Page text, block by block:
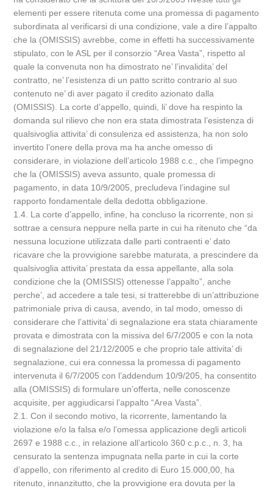
elementi per essere ritenuta come una promessa di pagamento
subordinata al verificarsi di una condizione, vale a dire l’appalto
che la (OMISSIS) avrebbe, come in effetti ha successivamente
stipulato, con le ASL per il consorzio “Area Vasta”, rispetto al
quale la convenuta non ha dimostrato ne’ l’invalidita’ del
contratto, ne’ l’esistenza di un patto scritto contrario al suo
contenuto ne’ di aver pagato il credito azionato dalla
(OMISSIS). La corte d’appello, quindi, li’ dove ha respinto la
domanda sul rilievo che non era stata dimostrata l’esistenza di
qualsivoglia attivita’ di consulenza ed assistenza, ha non solo
invertito l’onere della prova ma ha anche omesso di
considerare, in violazione dell’articolo 1988 c.c., che l’impegno
che la (OMISSIS) aveva assunto, quale promessa di
pagamento, in data 10/9/2005, precludeva l’indagine sul
rapporto fondamentale della dedotta obbligazione.
1.4. La corte d’appello, infine, ha concluso la ricorrente, non si
sottrae a censura neppure nella parte in cui ha ritenuto che “da
nessuna locuzione utilizzata dalle parti contraenti e’ dato
ricavare che la provvigione sarebbe maturata, a prescindere da
qualsivoglia attivita’ prestata da essa appellante, alla sola
condizione che la (OMISSIS) ottenesse l’appalto”, anche
perche’, ad accedere a tale tesi, si tratterebbe di un’attribuzione
patrimoniale priva di causa, avendo, in tal modo, omesso di
considerare che l’attivita’ di segnalazione era stata chiaramente
provata e dimostrata con la missiva del 6/7/2005 e con la nota
di segnalazione del 21/12/2005 e che proprio tale attivita’ di
segnalazione, cui era connessa la promessa di pagamento
intervenuta il 6/7/2005 con l’addendum 10/9/205, ha consentito
alla (OMISSIS) di formulare un’offerta, nelle conoscenze
acquisite, per aggiudicarsi l’appalto “Area Vasta”.
2.1. Con il secondo motivo, la ricorrente, lamentando la
violazione e/o la falsa e/o l’omessa applicazione degli articoli
2697 e 1988 c.c., in relazione all’articolo 360 c.p.c., n. 3, ha
censurato la sentenza impugnata nella parte in cui la corte
d’appello, con riferimento al credito di Euro 15.000,00, ha
ritenuto, innanzitutto, che la provvigione era dovuta per la